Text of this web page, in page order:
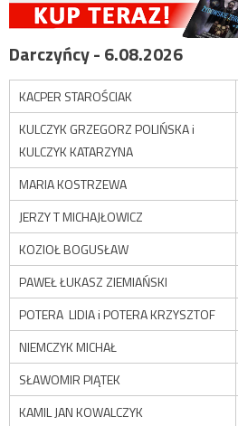
Darczyńcy - 6.08.2026
KACPER STAROŚCIAK
KULCZYK GRZEGORZ POLIŃSKA i
KULCZYK KATARZYNA
MARIA KOSTRZEWA
JERZY T MICHAJŁOWICZ
KOZIOŁ BOGUSŁAW
PAWEŁ ŁUKASZ ZIEMIAŃSKI
POTERA LIDIA i POTERA KRZYSZTOF
NIEMCZYK MICHAŁ
SŁAWOMIR PIĄTEK
KAMIL JAN KOWALCZYK